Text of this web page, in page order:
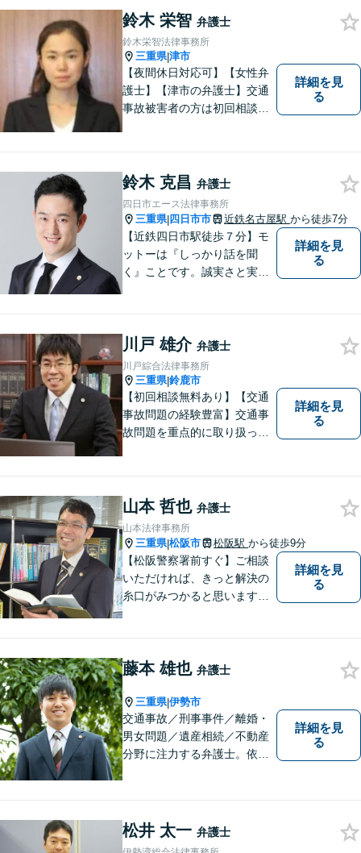
して、一緒に解決方法を考え
る手助けをさせていただけれ
ばと思いますので、お気軽に
ご相談ください。
鈴木 栄智 弁護士
鈴木栄智法律事務所
三重県|津市
【夜間休日対応可】【女性弁
護士】【津市の弁護士】交通
事故被害者の方は初回相談無
詳細を見
る
鈴木 克昌 弁護士
四日市エース法律事務所
三重県| 四日市市 近鉄名古屋駅 から徒歩7分
【近鉄四日市駅徒歩７分】モ
ットーは『しっかり話を聞
く』ことです。誠実さと実直
（使用者側）／交通事故／相
続問題など、幅広く対応。お
気軽にご相談ください。
詳細を見
る
川戸 雄介 弁護士
川戸綜合法律事務所
三重県|鈴鹿市
【初回相談無料あり】【交通
事故問題の経験豊富】交通事
故問題を重点的に取り扱って
いても、あなたの身近な相談
役として、あなたの力になり
ます。
詳細を見
る
山本 哲也 弁護士
山本法律事務所
三重県|松阪市 松阪駅 から徒歩9分
【松阪警察署前すぐ】ご相談
いただければ、きっと解決の
糸口がみつかると思います。
詳細を見
る
藤本 雄也 弁護士
.
三重県|伊勢市
交通事故／刑事事件／離婚・
男女問題／遺産相続／不動産
分野に注力する弁護士。依頼
【離婚・男女問題の経験多
数】
詳細を見
る
松井 太一 弁護士